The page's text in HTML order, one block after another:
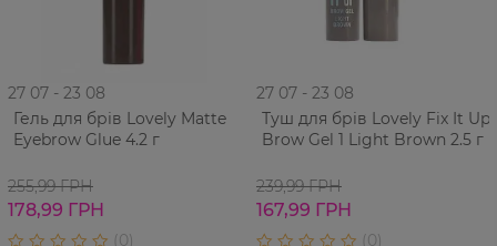
27 07 - 23 08
Гель для брів Lovely Matte
Eyebrow Glue 4.2 г
255,99 ГРН
178,99 ГРН
27 07 - 23 08
Туш для брів Lovely Fix It Up
Brow Gel 1 Light Brown 2.5 г
239,99 ГРН
167,99 ГРН